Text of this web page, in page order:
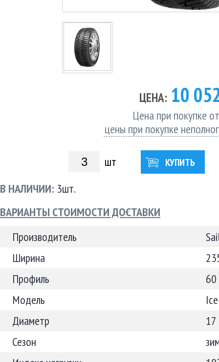
ЦЕНА: 10
Цена при покупке
цены при покупке
шт КУПИТЬ
В НАЛИЧИИ: 3шт.
ВАРИАНТЫ СТОИМОСТИ ДОСТАВКИ
Производитель
Ширина
Профиль
60
Модель
Диаметр
17
Сезон